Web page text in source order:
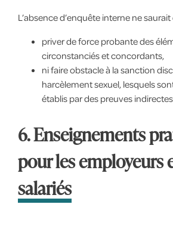
L’absence d’enquête interne ne
priver de force probante des
circonstanciés et concordants,
ni faire obstacle à la sanction
harcèlement sexuel, lesquels
établis par des preuves
6. Enseignements
pour les employeurs
salariés